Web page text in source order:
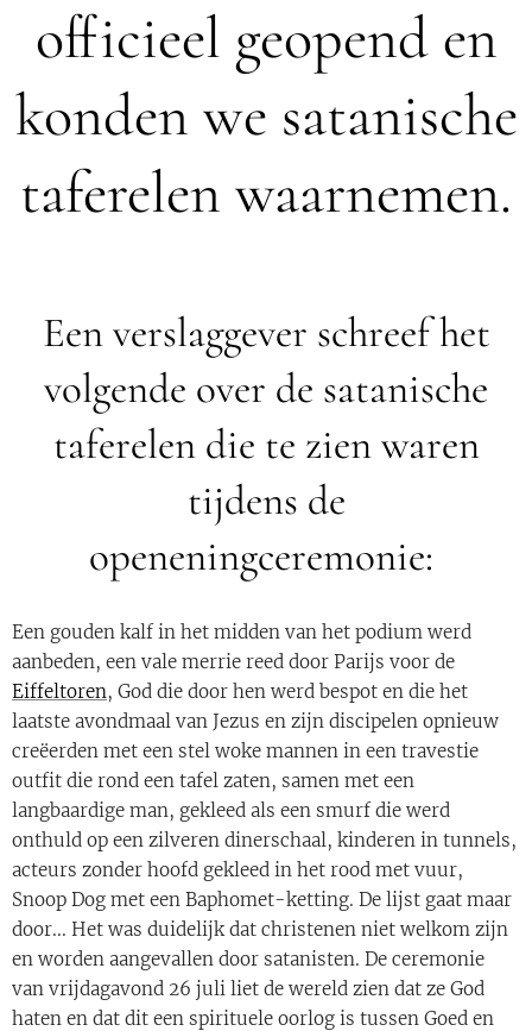
officieel geopend en
konden we satanische
taferelen waarnemen.
Een verslaggever schreef het
volgende over de satanische
taferelen die te zien waren
tijdens de
openeningceremonie:
Een gouden kalf in het midden van het podium werd
aanbeden, een vale merrie reed door Parijs voor de
Eiffeltoren, God die door hen werd bespot en die het
laatste avondmaal van Jezus en zijn discipelen opnieuw
creëerden met een stel woke mannen in een travestie
outfit die rond een tafel zaten, samen met een
langbaardige man, gekleed als een smurf die werd
onthuld op een zilveren dinerschaal, kinderen in tunnels,
acteurs zonder hoofd gekleed in het rood met vuur,
Snoop Dog met een Baphomet-ketting. De lijst gaat maar
door... Het was duidelijk dat christenen niet welkom zijn
en worden aangevallen door satanisten. De ceremonie
van vrijdagavond 26 juli liet de wereld zien dat ze God
haten en dat dit een spirituele oorlog is tussen Goed en